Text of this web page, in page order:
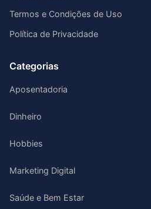
Termos e Condições de Uso
Política de Privacidade
Categorias
Aposentadoria
Dinheiro
Hobbies
Marketing Digital
Saúde e Bem Estar